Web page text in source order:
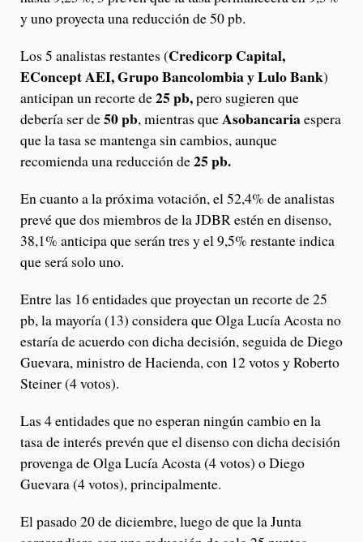
y uno proyecta una reducción de 50 pb.
Los 5 analistas restantes (Credicorp Capital,
EConcept AEI, Grupo Bancolombia y Lulo Bank)
anticipan un recorte de25 pb,pero sugieren que
debería ser de50 pb, mientras queAsobancariaespera
que la tasa se mantenga sin cambios, aunque
recomienda una reducción de25 pb.
En cuanto a la próxima votación, el 52,4% de analistas
prevé que dos miembros de la JDBR estén en disenso,
38,1% anticipa que serán tres y el 9,5% restante indica
que será solo uno.
Entre las 16 entidades que proyectan un recorte de 25
pb, la mayoría (13) considera que Olga Lucía Acosta no
estaría de acuerdo con dicha decisión, seguida de Diego
Guevara, ministro de Hacienda, con 12 votos y Roberto
Steiner (4 votos).
Las 4 entidades que no esperan ningún cambio en la
tasa de interés prevén que el disenso con dicha decisión
provenga de Olga Lucía Acosta (4 votos) o Diego
Guevara (4 votos), principalmente.
El pasado 20 de diciembre, luego de que la Junta